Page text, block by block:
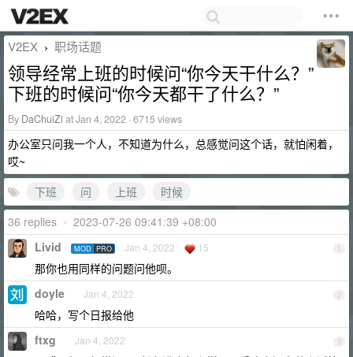
V2EX › 职场话题
领导经常上班的时候问“你今天干什么？”
下班的时候问“你今天都干了什么？”
By DaChuiZi at Jan 4, 2022 · 6715 views
办公室只问我一个人，不知道为什么，总感觉问这个话，就怕闲着，
哎~
下班
问 上班
时候
36 replies • 2023-07-26 09:41:39 +08:00
1
Livid MOD PRO Jan 4, 2022 15
那你也用同样的问题问他呗。
2
doyle Jan 4, 2022
哈哈，写个日报给他
3
ftxg Jan 4, 2022